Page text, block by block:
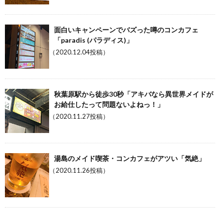
面白いキャンペーンでバズった噂のコンカフェ
「paradis (パラディス)」
（2020.12.04投稿）
秋葉原駅から徒歩30秒「アキバなら異世界メイドが
お給仕したって問題ないよねっ！」
（2020.11.27投稿）
湯島のメイド喫茶・コンカフェがアツい「気絶」
（2020.11.26投稿）